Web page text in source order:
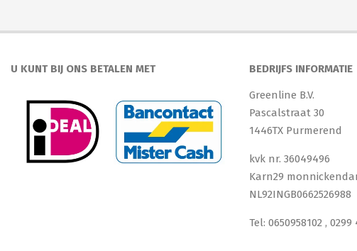
U KUNT BIJ ONS BETALEN MET BEDRIJFS INFORMATIE
Greenline B.V.
Pascalstraat 30
1446TX Purmerend
kvk nr. 36049496
Karn29
NL92INGB0662526988
Tel: 0650958102 , 0299